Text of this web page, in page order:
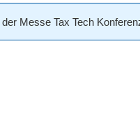
Messe Tax Tech